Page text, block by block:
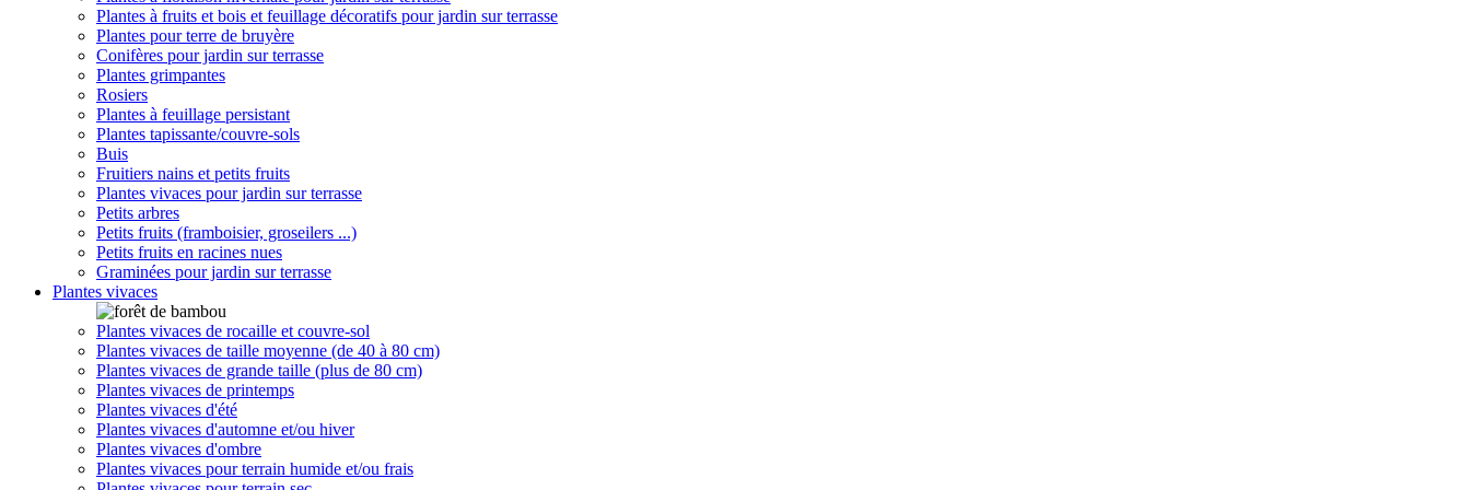
Plantes à fruits et bois et feuillage décoratifs pour jardin sur terrasse
Plantes pour terre de bruyère
Conifères pour jardin sur terrasse
Plantes grimpantes
Rosiers
Plantes à feuillage persistant
Plantes tapissante/couvre-sols
Buis
Fruitiers nains et petits fruits
Plantes vivaces pour jardin sur terrasse
Petits arbres
Petits fruits (framboisier, groseilers ...)
Petits fruits en racines nues
Graminées pour jardin sur terrasse
Plantes vivaces
Plantes vivaces de rocaille et couvre-sol
Plantes vivaces de taille moyenne (de 40 à 80 cm)
Plantes vivaces de grande taille (plus de 80 cm)
Plantes vivaces de printemps
Plantes vivaces d'été
Plantes vivaces d'automne et/ou hiver
Plantes vivaces d'ombre
Plantes vivaces pour terrain humide et/ou frais